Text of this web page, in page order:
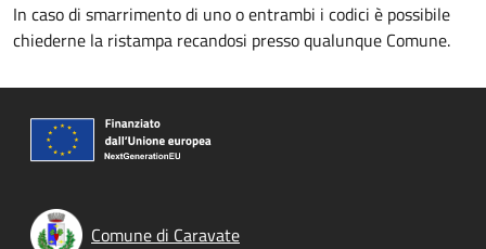
In caso di smarrimento di uno o entrambi i codici è possibile
chiederne la ristampa recandosi presso qualunque Comune.
Comune di Caravate